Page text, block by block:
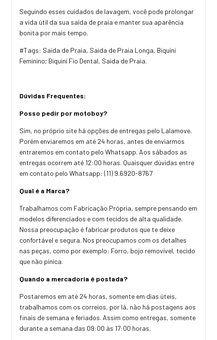
Seguindo esses cuidados de lavagem, você pode prolongar
a vida útil da sua saída de praia e manter sua aparência
bonita por mais tempo.
#Tags: Saida de Praia, Saida de Praia Longa, Biquini
Feminino; Biquini Fio Dental, Saida de Praia.
Dúvidas Frequentes:
Posso pedir por motoboy?
Sim, no próprio site há opções de entregas pelo Lalamove.
Porém enviaremos em até 24 horas, antes de enviarmos
entraremos em contato pelo Whatsapp. Aos sábados as
entregas ocorrem até 12:00 horas. Quaisquer dúvidas entre
em contato pelo Whatsapp: (11) 9.6920-8767
Qual é a Marca?
Trabalhamos com Fabricação Própria, sempre pensando em
modelos diferenciados e com tecidos de alta qualidade.
Nossa preocupação é fabricar produtos que te deixe
confortável e segura. Nos preocupamos com os detalhes
nas peças, como por exemplo: Forro, bojo removível, tecido
que não pinica.
Quando a mercadoria é postada?
Postaremos em até 24 horas, somente em dias úteis,
trabalhamos com os correios, por lá, não há postagens aos
finais de semana e feriados. Assim como entregas, somente
durante a semana das 09:00 às 17:00 horas.